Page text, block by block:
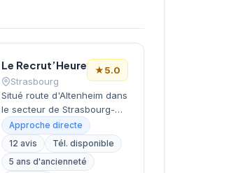
Le Recrut’Heure
Strasbourg
★5.0
Situé route d'Altenheim dans
le secteur de Strasbourg-
Sud, ce cabinet de
recrutement développe ses
activités de conseil en
ressources humaines sous
Approche directe
12 avis
Tél. disponible
5 ans d'ancienneté